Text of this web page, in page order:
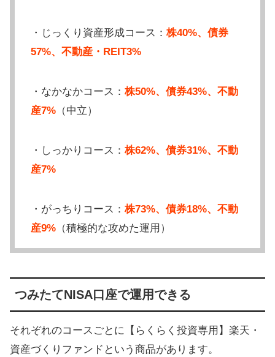
・じっくり資産形成コース： 株40%、債券
57%、不動産・REIT3%
・なかなかコース： 株50%、債券43%、不動
産7%（中立）
・しっかりコース： 株62%、債券31%、不動
産7%
・がっちりコース： 株73%、債券18%、不動
産9%（積極的な攻めた運用）
つみたてNISA口座で運用できる
それぞれのコースごとに【らくらく投資専用】楽天・
資産づくりファンドという商品があります。